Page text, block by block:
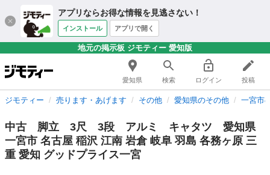
アプリならお得な情報を見逃さない！
インストール アプリで開く
地元の掲示板 ジモティー 愛知版
愛知県 検索 ログイン 投稿
ジモティー 売ります・あげます その他 愛知県のその他 一宮市
中古 脚立 3尺 3段 アルミ キャタツ 愛知県
一宮市 名古屋 稲沢 江南 岩倉 岐阜 羽島 各務ヶ原 三
重 愛知 グッドプライス一宮